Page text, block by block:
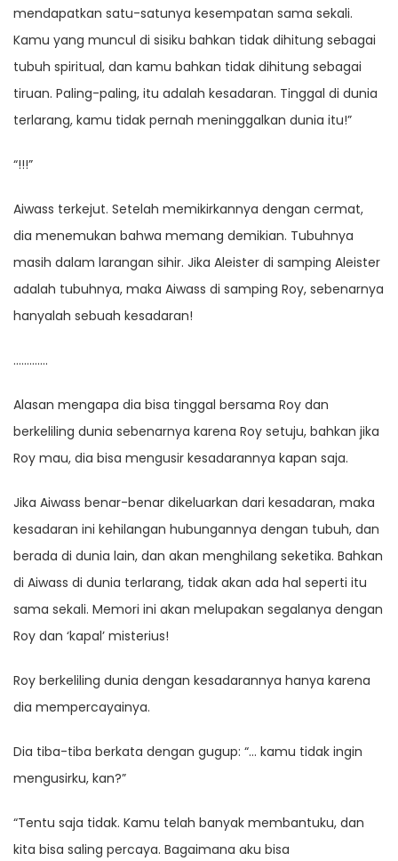
mendapatkan satu-satunya kesempatan sama sekali.
Kamu yang muncul di sisiku bahkan tidak dihitung sebagai
tubuh spiritual, dan kamu bahkan tidak dihitung sebagai
tiruan. Paling-paling, itu adalah kesadaran. Tinggal di dunia
terlarang, kamu tidak pernah meninggalkan dunia itu!”
“!!!”
Aiwass terkejut. Setelah memikirkannya dengan cermat,
dia menemukan bahwa memang demikian. Tubuhnya
masih dalam larangan sihir. Jika Aleister di samping Aleister
adalah tubuhnya, maka Aiwass di samping Roy, sebenarnya
hanyalah sebuah kesadaran!
………….
Alasan mengapa dia bisa tinggal bersama Roy dan
berkeliling dunia sebenarnya karena Roy setuju, bahkan jika
Roy mau, dia bisa mengusir kesadarannya kapan saja.
Jika Aiwass benar-benar dikeluarkan dari kesadaran, maka
kesadaran ini kehilangan hubungannya dengan tubuh, dan
berada di dunia lain, dan akan menghilang seketika. Bahkan
di Aiwass di dunia terlarang, tidak akan ada hal seperti itu
sama sekali. Memori ini akan melupakan segalanya dengan
Roy dan ‘kapal’ misterius!
Roy berkeliling dunia dengan kesadarannya hanya karena
dia mempercayainya.
Dia tiba-tiba berkata dengan gugup: “… kamu tidak ingin
mengusirku, kan?”
“Tentu saja tidak. Kamu telah banyak membantuku, dan
kita bisa saling percaya. Bagaimana aku bisa